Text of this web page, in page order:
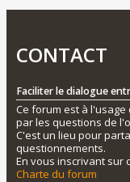
CONTACT
Faciliter le dialogue
Ce forum est à
par les questions de
C'est un lieu pour
questionnements.
En vous inscrivant sur
Charte du forum